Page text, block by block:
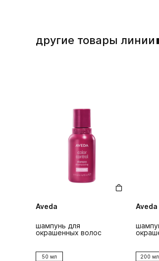
другие товары линии
Aveda
шампунь для
окрашенных волос
50 мл
Aveda
200 мл